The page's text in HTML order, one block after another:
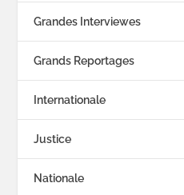
Grandes Interviewes
Grands Reportages
Internationale
Justice
Nationale